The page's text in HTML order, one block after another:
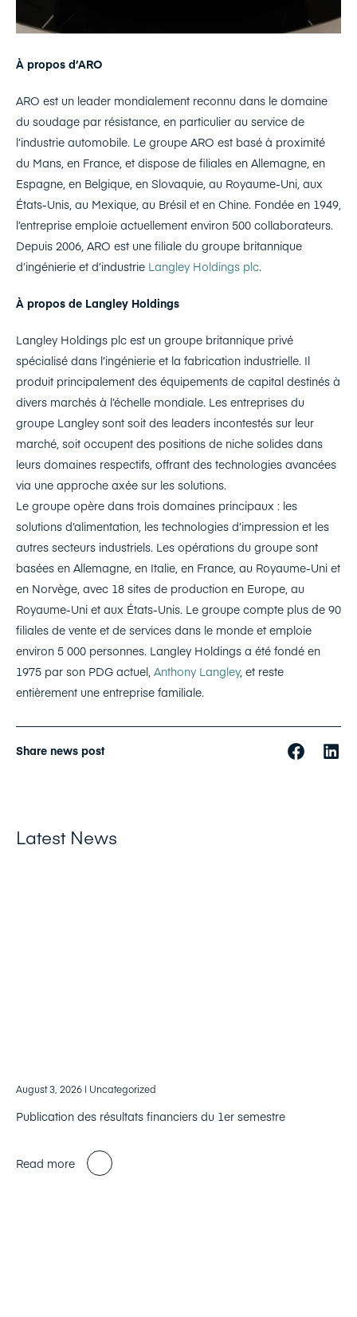
À propos d’ARO
ARO est un leader mondialement reconnu dans le domaine
du soudage par résistance, en particulier au service de
l’industrie automobile. Le groupe ARO est basé à proximité
du Mans, en France, et dispose de filiales en Allemagne, en
Espagne, en Belgique, en Slovaquie, au Royaume-Uni, aux
États-Unis, au Mexique, au Brésil et en Chine. Fondée en 1949,
l’entreprise emploie actuellement environ 500 collaborateurs.
Depuis 2006, ARO est une filiale du groupe britannique
d’ingénierie et d’industrie Langley Holdings plc.
À propos de Langley Holdings
Langley Holdings plc est un groupe britannique privé
spécialisé dans l’ingénierie et la fabrication industrielle. Il
produit principalement des équipements de capital destinés à
divers marchés à l’échelle mondiale. Les entreprises du
groupe Langley sont soit des leaders incontestés sur leur
marché, soit occupent des positions de niche solides dans
leurs domaines respectifs, offrant des technologies avancées
via une approche axée sur les solutions.
Le groupe opère dans trois domaines principaux : les
solutions d’alimentation, les technologies d’impression et les
autres secteurs industriels. Les opérations du groupe sont
basées en Allemagne, en Italie, en France, au Royaume-Uni et
en Norvège, avec 18 sites de production en Europe, au
Royaume-Uni et aux États-Unis. Le groupe compte plus de 90
filiales de vente et de services dans le monde et emploie
environ 5 000 personnes. Langley Holdings a été fondé en
1975 par son PDG actuel, Anthony Langley, et reste
entièrement une entreprise familiale.
Share news post
Latest News
August 3, 2026 | Uncategorized
Publication des résultats financiers du 1er semestre
Read more